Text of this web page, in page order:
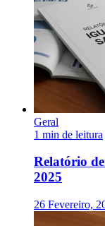
Geral
1 min de leitura
Relatório
2025
26 Fevereiro,